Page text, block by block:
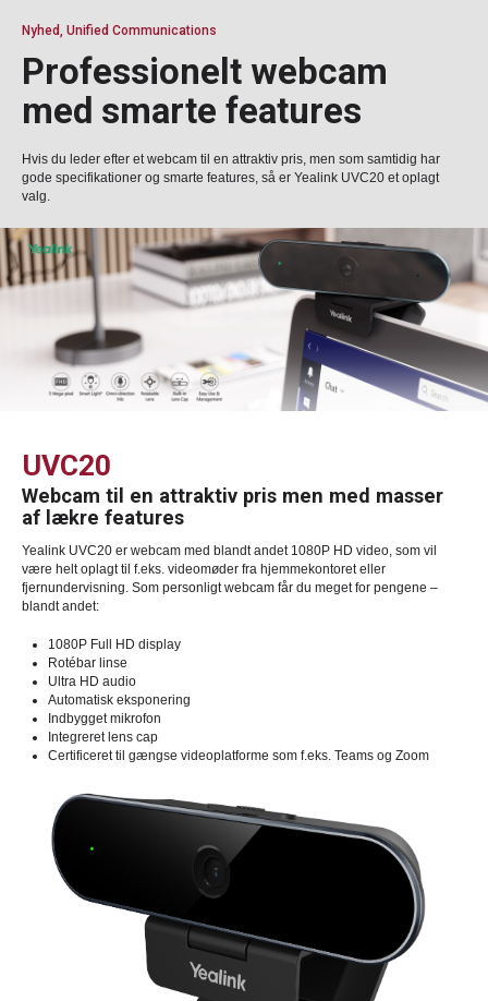
Nyhed, Unified Communications
Professionelt webcam
med smarte features
Hvis du leder efter et webcam til en attraktiv pris, men som samtidig har
gode specifikationer og smarte features, så er Yealink UVC20 et oplagt
valg.
UVC20
Webcam til en attraktiv pris men med masser
af lækre features
Yealink UVC20 er webcam med blandt andet 1080P HD video, som vil
være helt oplagt til f.eks. videomøder fra hjemmekontoret eller
fjernundervisning. Som personligt webcam får du meget for pengene –
blandt andet:
1080P Full HD display
Rotébar linse
Ultra HD audio
Automatisk eksponering
Indbygget mikrofon
Integreret lens cap
Certificeret til gængse videoplatforme som f.eks. Teams og Zoom